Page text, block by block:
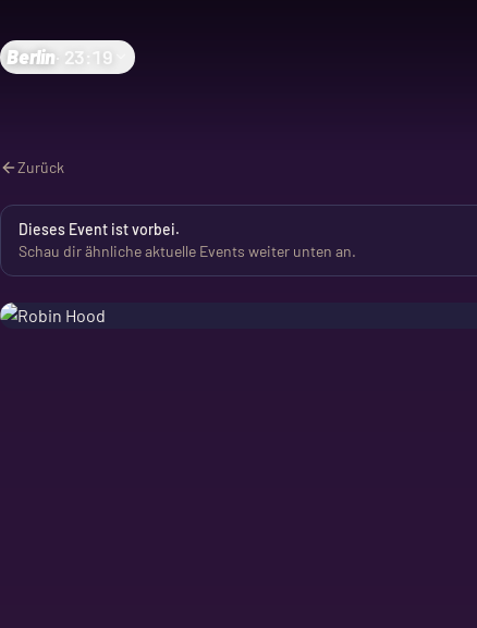
Berlin 23:19
Zurück
Dieses Event ist vorbei.
Schau dir ähnliche aktuelle Events weiter unten an.